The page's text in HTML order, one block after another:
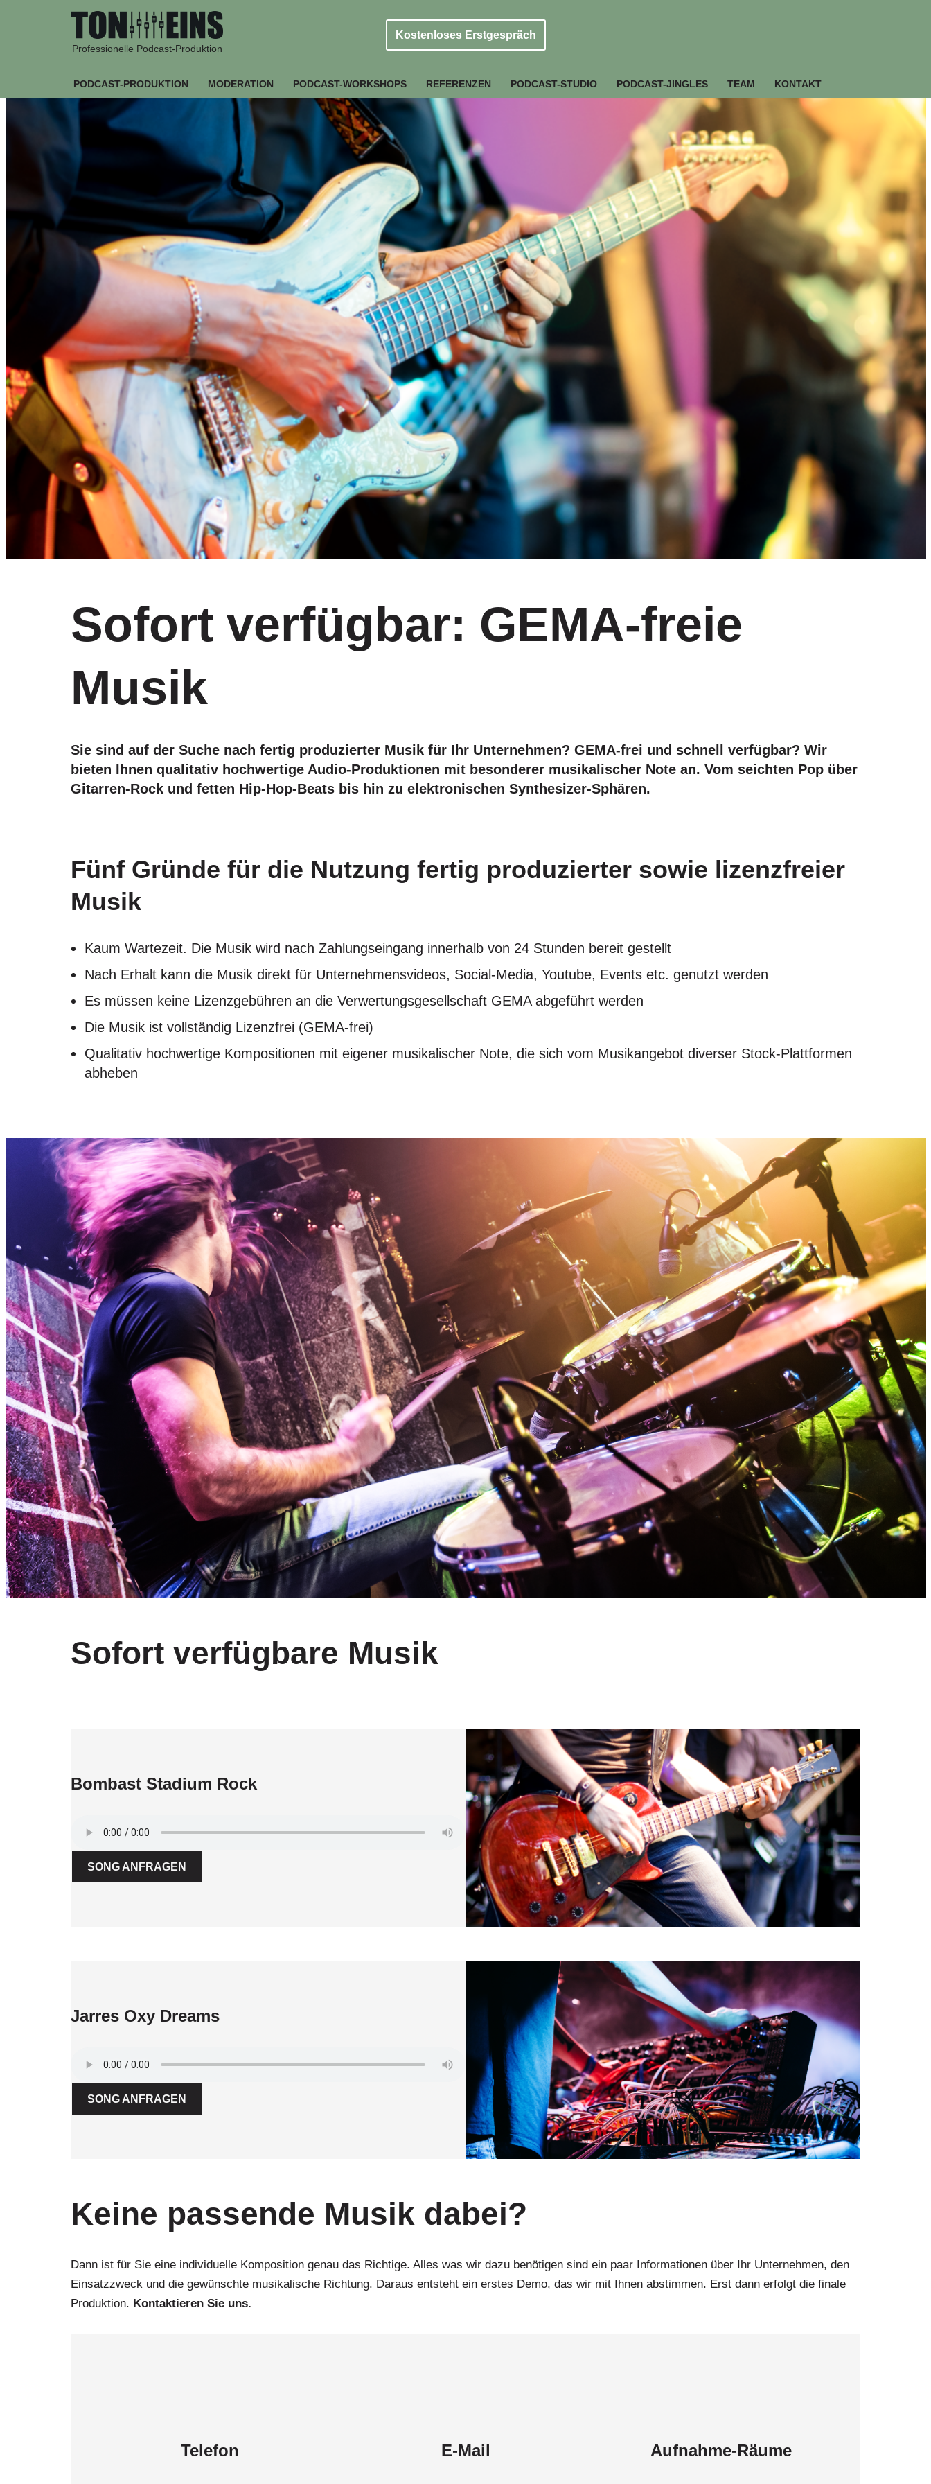
Professionelle Podcast-Produktion
Kostenloses Erstgespräch
PODCAST-PRODUKTION MODERATION PODCAST-WORKSHOPS REFERENZEN PODCAST-STUDIO PODCAST-JINGLES TEAM KONTAKT
Sofort verfügbar: GEMA-freie
Musik
Sie sind auf der Suche nach fertig produzierter Musik für Ihr Unternehmen? GEMA-frei und schnell verfügbar? Wir
bieten Ihnen qualitativ hochwertige Audio-Produktionen mit besonderer musikalischer Note an. Vom seichten Pop über
Gitarren-Rock und fetten Hip-Hop-Beats bis hin zu elektronischen Synthesizer-Sphären.
Fünf Gründe für die Nutzung fertig produzierter sowie lizenzfreier
Musik
Kaum Wartezeit. Die Musik wird nach Zahlungseingang innerhalb von 24 Stunden bereit gestellt
Nach Erhalt kann die Musik direkt für Unternehmensvideos, Social-Media, Youtube, Events etc. genutzt werden
Es müssen keine Lizenzgebühren an die Verwertungsgesellschaft GEMA abgeführt werden
Die Musik ist vollständig Lizenzfrei (GEMA-frei)
Qualitativ hochwertige Kompositionen mit eigener musikalischer Note, die sich vom Musikangebot diverser Stock-Plattformen
abheben
Sofort verfügbare Musik
Bombast Stadium Rock
SONG ANFRAGEN
Jarres Oxy Dreams
SONG ANFRAGEN
Keine passende Musik dabei?
Dann ist für Sie eine individuelle Komposition genau das Richtige. Alles was wir dazu benötigen sind ein paar Informationen über Ihr Unternehmen, den
Einsatzzweck und die gewünschte musikalische Richtung. Daraus entsteht ein erstes Demo, das wir mit Ihnen abstimmen. Erst dann erfolgt die finale
Produktion. Kontaktieren Sie uns.
Telefon E-Mail Aufnahme-Räume